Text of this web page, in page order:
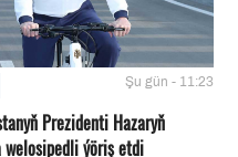
Şu gün - 11:23
Prezidenti Hazaryň
welosipedli ýöriş etdi